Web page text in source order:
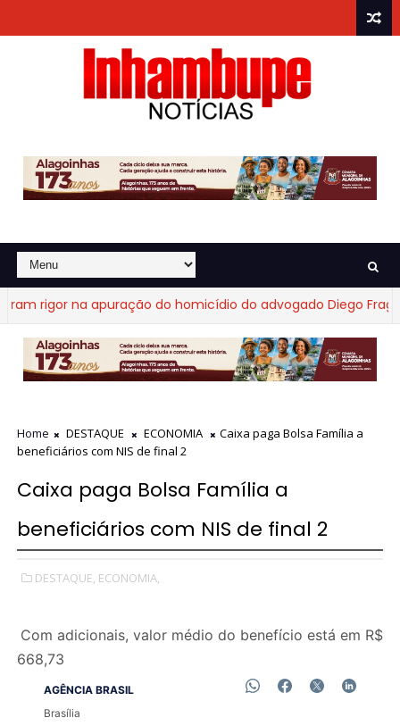
rigor na apuração do homicídio do advogado Diego Fraga de
Home DESTAQUE ECONOMIA
Caixa paga Bolsa Família a
beneficiários com NIS de final 2
Caixa paga Bolsa Família a
beneficiários com NIS de final 2
DESTAQUE, ECONOMIA,
Com adicionais, valor médio do benefício está em R$
668,73
AGÊNCIA BRASIL
Brasília